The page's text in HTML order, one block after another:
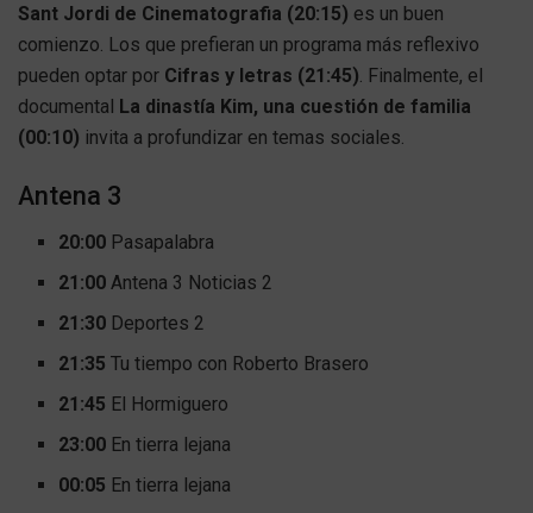
Sant Jordi de Cinematografia (20:15) es un buen
comienzo. Los que prefieran un programa más reflexivo
pueden optar por Cifras y letras (21:45) . Finalmente, el
documental La dinastía Kim, una cuestión de familia
(00:10) invita a profundizar en temas sociales.
Antena 3
20:00 Pasapalabra
21:00 Antena 3 Noticias 2
21:30 Deportes 2
21:35 Tu tiempo con Roberto Brasero
21:45 El Hormiguero
23:00 En tierra lejana
00:05 En tierra lejana